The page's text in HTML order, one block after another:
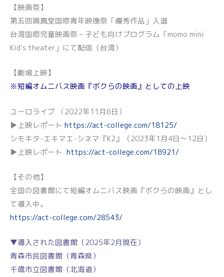
【映画祭】
第五回鳴鳳堂国際青年映像祭「優秀作品」入選
台湾国際児童映画祭 – 子ども向けプログラム「momo mini
Kid’s theater」にて配信（台湾）
【劇場上映】
※短編オムニバス映画『ボクらの映画』としての上映
ユーロライブ （2022年11月6日）
▶上映レポート https://act-college.com/18125/
シモキタ-エキマエ-シネマ『K2』（2023年1月4日〜12日）
▶上映レポート https://act-college.com/18921/
【その他】
全国の図書館にて短編オムニバス映画『ボクらの映画』とし
て導入中。
https://act-college.com/28543/
▼導入された図書館（2025年2月現在）
青森市民図書館（青森県）
千歳市立図書館（北海道）